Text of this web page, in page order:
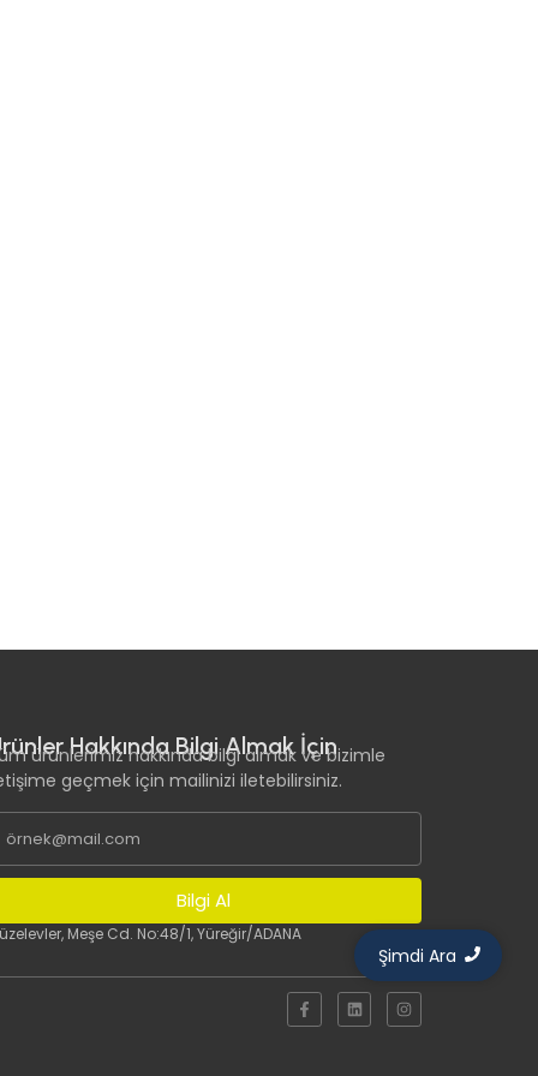
Hakkında Bilgi Almak İçin
ürünlerimiz hakkında bilgi almak ve bizimle
geçmek için mailinizi iletebilirsiniz.
Bilgi Al
Meşe Cd. No:48/1, Yüreğir/ADANA
Şimdi Ara